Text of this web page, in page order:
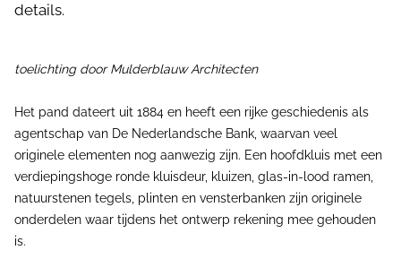
details.
toelichting door Mulderblauw Architecten
Het pand dateert uit 1884 en heeft een rijke geschiedenis als
agentschap van De Nederlandsche Bank, waarvan veel
originele elementen nog aanwezig zijn. Een hoofdkluis met een
verdiepingshoge ronde kluisdeur, kluizen, glas-in-lood ramen,
natuurstenen tegels, plinten en vensterbanken zijn originele
onderdelen waar tijdens het ontwerp rekening mee gehouden
is.